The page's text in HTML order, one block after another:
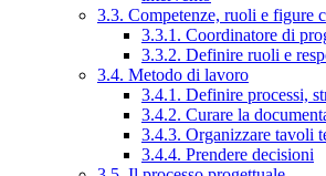
3.3. Competenze, ruoli e figure
3.3.1. Coordinatore di
3.3.2. Definire ruoli e
3.4. Metodo di lavoro
3.4.1. Definire processi,
3.4.2. Curare la
3.4.3. Organizzare tavoli
3.4.4. Prendere decisioni